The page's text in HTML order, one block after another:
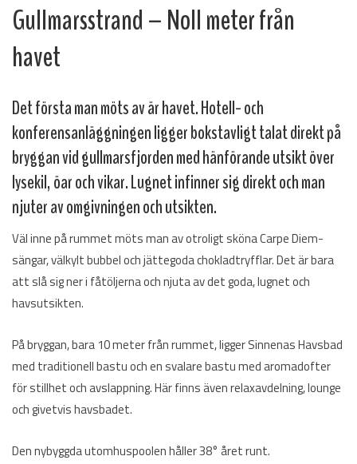
Gullmarsstrand – Noll meter från
havet
Det första man möts av är havet. Hotell- och
konferensanläggningen ligger bokstavligt talat direkt på
bryggan vid gullmarsfjorden med hänförande utsikt över
lysekil, öar och vikar. Lugnet infinner sig direkt och man
njuter av omgivningen och utsikten.
Väl inne på rummet möts man av otroligt sköna Carpe Diem-
sängar, välkylt bubbel och jättegoda chokladtryfflar. Det är bara
att slå sig ner i fåtöljerna och njuta av det goda, lugnet och
havsutsikten.
På bryggan, bara 10 meter från rummet, ligger Sinnenas Havsbad
med traditionell bastu och en svalare bastu med aromadofter
för stillhet och avslappning. Här finns även relaxavdelning, lounge
och givetvis havsbadet.
Den nybyggda utomhuspoolen håller 38° året runt.